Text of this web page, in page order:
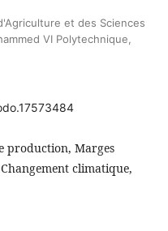
et des Sciences
VI Polytechnique,
production, Marges
climatique,